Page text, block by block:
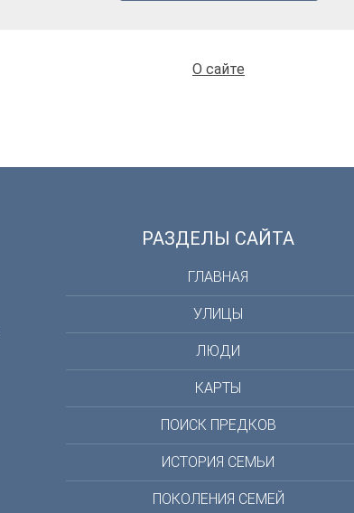
О сайте
РАЗДЕЛЫ САЙТА
ГЛАВНАЯ
УЛИЦЫ
ЛЮДИ
КАРТЫ
ПОИСК ПРЕДКОВ
ИСТОРИЯ СЕМЬИ
ПОКОЛЕНИЯ СЕМЕЙ